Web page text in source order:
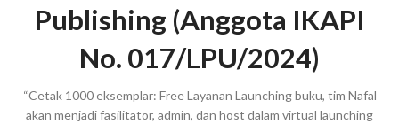
Publishing (Anggota IKAPI
No. 017/LPU/2024)
“Cetak 1000 eksemplar: Free Layanan Launching buku, tim Nafal
akan menjadi fasilitator, admin, dan host dalam virtual launching